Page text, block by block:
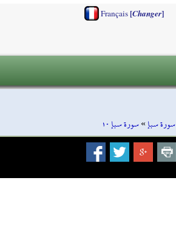
Français[Changer]
سورة سبإ»سورة سبإ ١٠